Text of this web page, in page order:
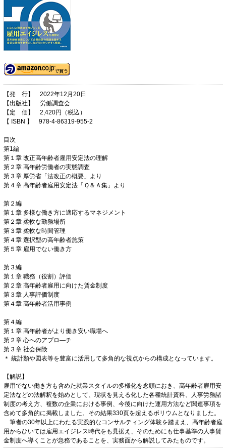
【発 行】 2022年12月20日
【出版社】 労働調査会
【定 価】 2,420円（税込）
【 ISBN 】 978-4-86319-955-2
目次
第1編
第１章 改正高年齢者雇用安定法の理解
第２章 高年齢労働者の実態調査
第３章 厚労省「法改正の概要」より
第４章 高年齢者雇用安定法「Ｑ＆Ａ集」より
第２編
第１章 多様な働き方に適応するマネジメント
第２章 柔軟な勤務場所
第３章 柔軟な時間管理
第４章 選択型の高年齢者施策
第５章 雇用でない働き方
第３編
第１章 職務（役割）評価
第２章 高年齢者雇用に向けた賃金制度
第３章 人事評価制度
第４章 高年齢者活用事例
第４編
第１章 高年齢者がより働き安い職場へ
第２章 心へのアプロ―チ
第３章 社会保険
＊ 統計類や図表等を豊富に活用して多角的な視点からの構成となっています。
【解説】
雇用でない働き方も含めた就業スタイルの多様化を念頭におき、高年齢者雇用安
定法などの法解釈を始めとして、現状を見える化した各種統計資料、人事労務諸
制度の考え方、複数の企業における事例、今後に向けた運用方法など関連事項を
含めて多角的に掲載しました。その結果330頁を超えるボリウムとなりました。
筆者の30年以上にわたる実践的なコンサルティング体験を踏まえ、高年齢者雇
用からひいては雇用エイジレス時代をも見据え、そのためにも仕事基準の人事賃
金制度へ導くことが急務であることを、実務面から解説してみたものです。